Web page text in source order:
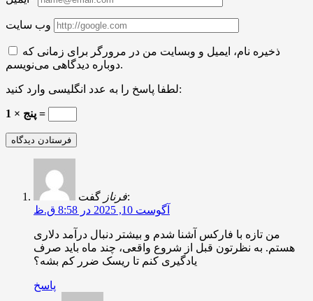
وب سایت
ذخیره نام، ایمیل و وبسایت من در مرورگر برای زمانی که
دوباره دیدگاهی می‌نویسم.
لطفا پاسخ را به عدد انگلیسی وارد کنید:
1 × پنج =
فرنازگفت:
آگوست 10, 2025 در 8:58 ق.ظ
من تازه با فارکس آشنا شدم و بیشتر دنبال درآمد دلاری
هستم. به نظرتون قبل از شروع واقعی، چند ماه باید صرف
یادگیری کنم تا ریسک ضرر کم بشه؟
پاسخ